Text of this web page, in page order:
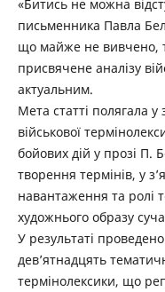
«Битись не можна
письменника Павла
що майже не вивчено,
присвячене аналізу
актуальним.
Мета статті полягала у
військової
бойових дій у прозі П.
творення термінів, у
навантаження та ролі
художнього образу
У результаті
дев’ятнадцять
термінолексики, що